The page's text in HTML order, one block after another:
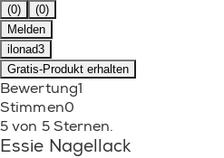
(0)
(0)
Melden
ilonad3
Gratis-Produkt erhalten
Bewertung1
Stimmen0
5 von 5 Sternen.
Essie Nagellack